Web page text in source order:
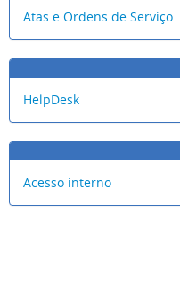
Atas e Ordens de Serviço
HelpDesk
Acesso interno